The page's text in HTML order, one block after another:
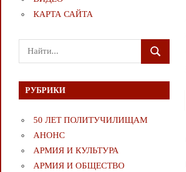
КАРТА САЙТА
Поиск
для:
ПОИСК
РУБРИКИ
50 ЛЕТ ПОЛИТУЧИЛИЩАМ
АНОНС
АРМИЯ И КУЛЬТУРА
АРМИЯ И ОБЩЕСТВО